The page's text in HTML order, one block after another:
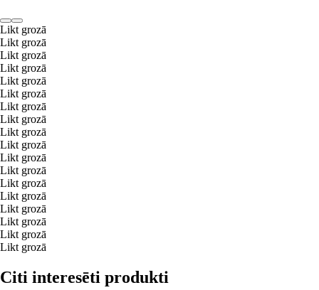
Likt grozā
Likt grozā
Likt grozā
Likt grozā
Likt grozā
Likt grozā
Likt grozā
Likt grozā
Likt grozā
Likt grozā
Likt grozā
Likt grozā
Likt grozā
Likt grozā
Likt grozā
Likt grozā
Likt grozā
Likt grozā
Citi interesēti produkti